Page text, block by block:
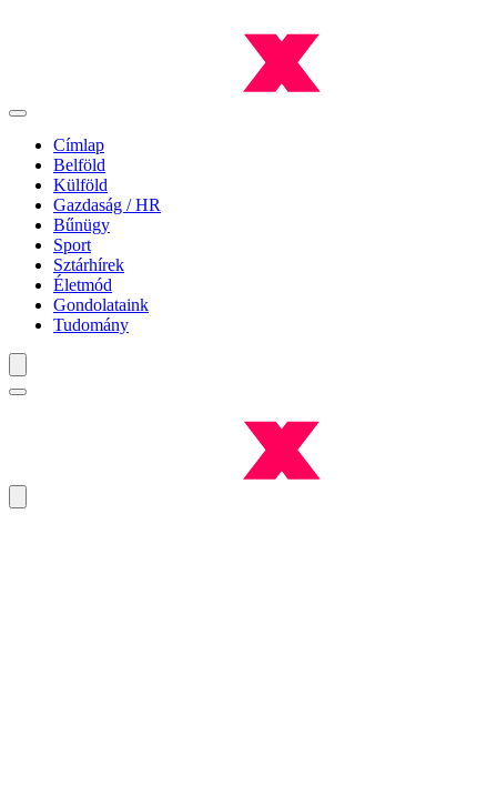
Címlap
Belföld
Külföld
Gazdaság / HR
Bűnügy
Sport
Sztárhírek
Életmód
Gondolataink
Tudomány